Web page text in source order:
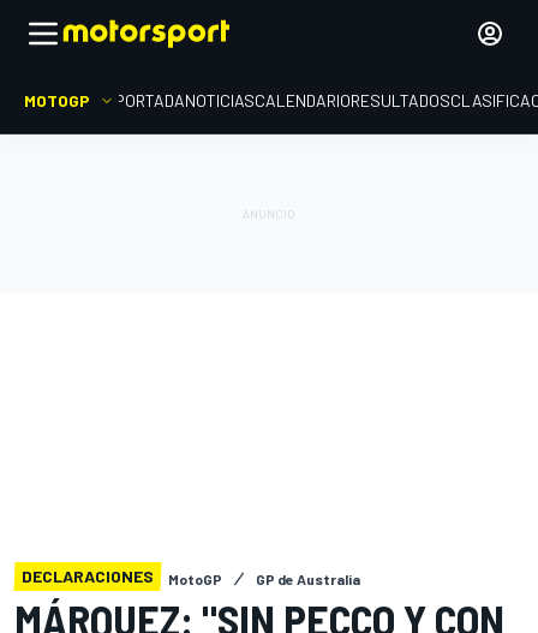
MOTOGP PORTADANOTICIASCALENDARIORESULTADOS
DECLARACIONES MotoGP GP de Australia
MÁRQUEZ: "SIN PECCO Y CON